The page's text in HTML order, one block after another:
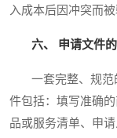
入成本后因冲突而被
六、 申请文件
一套完整、规范
件包括：填写准确
品或服务清单、申